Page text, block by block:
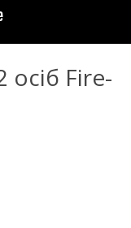
осіб Fire-